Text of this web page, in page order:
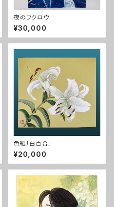
夜のフクロウ
¥30,000
色紙「白百合」
¥20,000